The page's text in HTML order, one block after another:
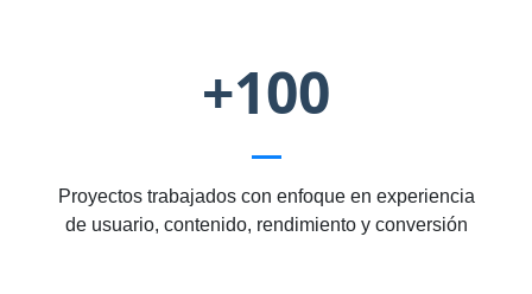
+100
Proyectos trabajados con enfoque en experiencia
de usuario, contenido, rendimiento y conversión